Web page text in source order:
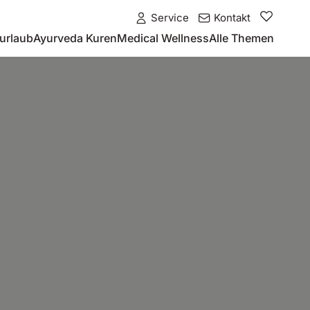
Service Kontakt
Ayurveda KurenMedical WellnessAlle Themen